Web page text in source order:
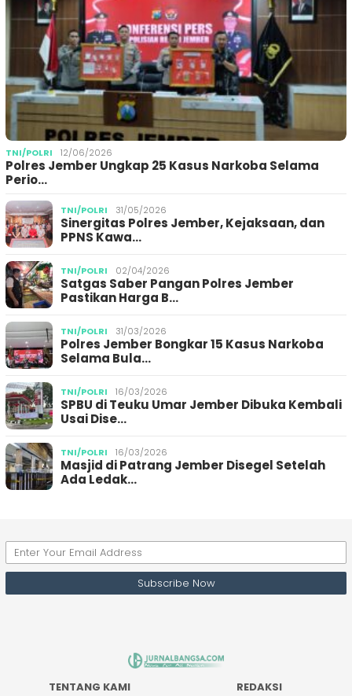
TNI/POLRI 12/06/2026
Polres Jember Ungkap 25 Kasus Narkoba Selama
Perio…
TNI/POLRI 31/05/2026
Sinergitas Polres Jember, Kejaksaan, dan
PPNS Kawa…
TNI/POLRI 02/04/2026
Satgas Saber Pangan Polres Jember
Pastikan Harga B…
TNI/POLRI 31/03/2026
Polres Jember Bongkar 15 Kasus Narkoba
Selama Bula…
TNI/POLRI 16/03/2026
SPBU di Teuku Umar Jember Dibuka Kembali
Usai Dise…
TNI/POLRI 16/03/2026
Masjid di Patrang Jember Disegel Setelah
Ada Ledak…
TENTANG KAMI REDAKSI